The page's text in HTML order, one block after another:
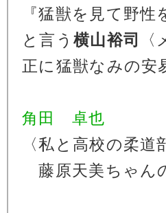
『猛獣を見て野
と言う 横山裕司
正に猛獣なみの安
角田 卓也
〈私と高校の柔
藤原天美ちゃん